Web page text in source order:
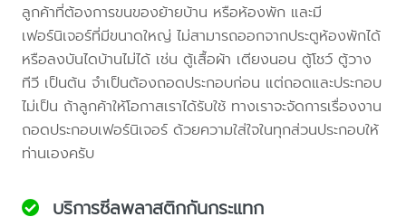
ลูกค้าที่ต้องการขนของย้ายบ้าน หรือห้องพัก และมี
เฟอร์นิเจอร์ที่มีขนาดใหญ่ ไม่สามารถออกจากประตูห้องพักได้
หรือลงบันไดบ้านไม่ได้ เช่น ตู้เสื้อผ้า เตียงนอน ตู้โชว์ ตู้วาง
ทีวี เป็นต้น จำเป็นต้องถอดประกอบก่อน แต่ถอดและประกอบ
ไม่เป็น ถ้าลูกค้าให้โอกาสเราได้รับใช้ ทางเราจะจัดการเรื่องงาน
ถอดประกอบเฟอร์นิเจอร์ ด้วยความใส่ใจในทุกส่วนประกอบให้
ท่านเองครับ
บริการซีลพลาสติกกันกระแทก